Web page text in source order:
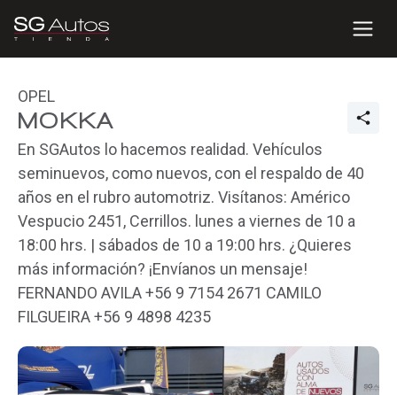
OPEL
MOKKA
En SGAutos lo hacemos realidad. Vehículos
seminuevos, como nuevos, con el respaldo de 40
años en el rubro automotriz. Visítanos: Américo
Vespucio 2451, Cerrillos. lunes a viernes de 10 a
18:00 hrs. | sábados de 10 a 19:00 hrs. ¿Quieres
más información? ¡Envíanos un mensaje!
FERNANDO AVILA +56 9 7154 2671 CAMILO
FILGUEIRA +56 9 4898 4235